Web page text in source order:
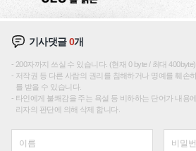
기사댓글0개
200자까지 쓰실 수 있습니다. (현재 0 byte / 최대 400byte)
저작권 등 다른 사람의 권리를 침해하거나 명예를 훼손
를 받을 수 있습니다.
타인에게 불쾌감을 주는 욕설 등 비하하는 단어가 내용
리자의 판단에 의해 삭제 합니다.